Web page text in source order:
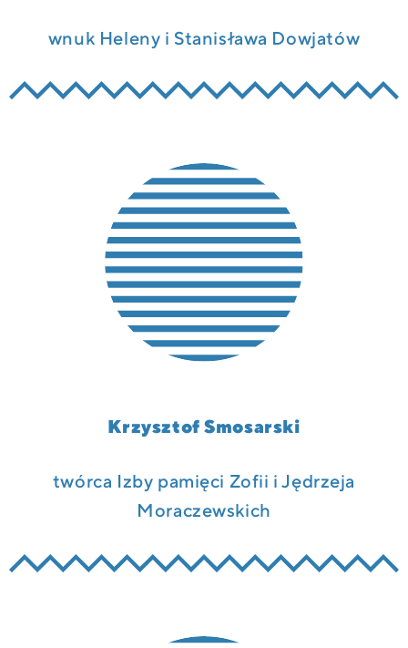
wnuk Heleny i Stanisława Dowjatów
Krzysztof Smosarski
twórca Izby pamięci Zofii i Jędrzeja
Moraczewskich